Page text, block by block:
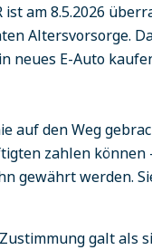
am 8.5.2026
Altersvorsorge.
neues E-Auto
auf den Weg
zahlen können
gewährt werden.
galt als